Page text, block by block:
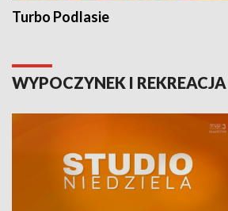
Turbo Podlasie
WYPOCZYNEK I REKREACJA